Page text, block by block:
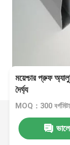
ময়েশ্চার প্রুফ
দৈর্ঘ্য
MOQ：300